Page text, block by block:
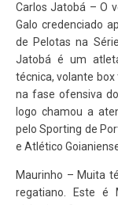
Carlos Jatobá – O
Galo credenciado
de Pelotas na
Jatobá é um
técnica, volante
na fase ofensiva
logo chamou a
pelo Sporting de
e Atlético
Maurinho – Muita
regatiano. Este é